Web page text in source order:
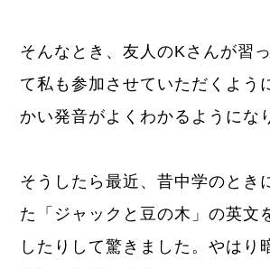
そんなとき、友人のKさんが習
て私も参加させていただくよう
かい発音がよくわかるようにな
そうしたら最近、昔中学のとき
た「ジャックと豆の木」の英文
したりして驚きました。やはり